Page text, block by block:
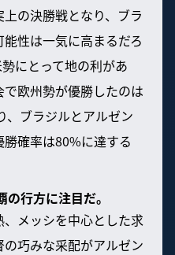
の決勝戦となり、ブラ
性は一気に高まるだろ
にとって地の利があ
欧州勢が優勝したのは
、ブラジルとアルゼン
確率は80%に達する
行方に注目だ。
メッシを中心とした求
巧みな采配がアルゼン